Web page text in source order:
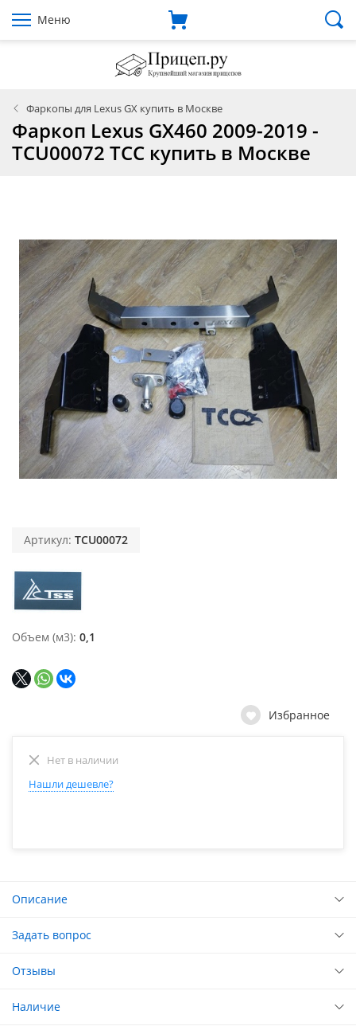
Меню
Фаркопы для Lexus GX купить в Москве
Фаркоп Lexus GX460 2009-2019 -
TCU00072 ТСС купить в Москве
Артикул: TCU00072
Объем (м3) 0,1
Избранное
Нет в наличии
Нашли дешевле?
Описание
Задать вопрос
Отзывы
Наличие